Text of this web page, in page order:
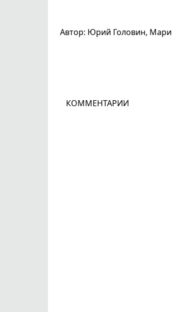
Автор: Юрий Головин,
КОММЕНТАРИИ